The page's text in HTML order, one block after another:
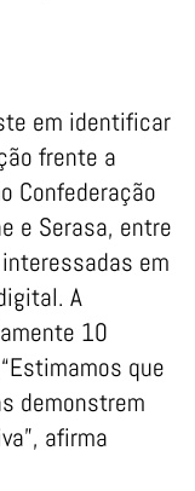
em identificar
frente a
Confederação
e Serasa, entre
em
A
10
que
demonstrem
afirma